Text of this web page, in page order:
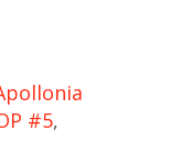
#5,